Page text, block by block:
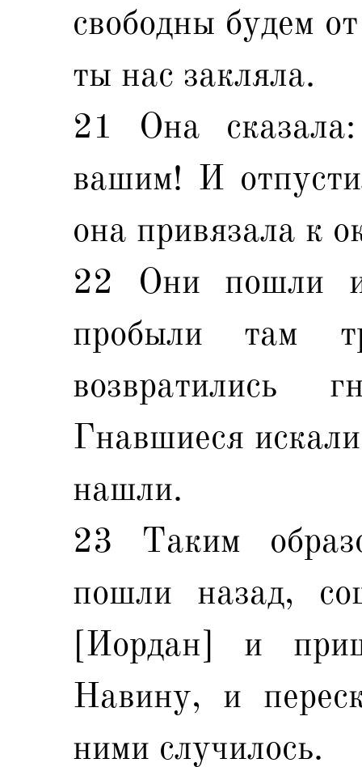
свободны будем
ты нас закляла.
21 Она
вашим! И
она привязала к
22 Они пошли
пробыли там
возвратились
Гнавшиеся
нашли.
23 Таким
пошли назад,
[Иордан] и
Навину, и
ними случилось.